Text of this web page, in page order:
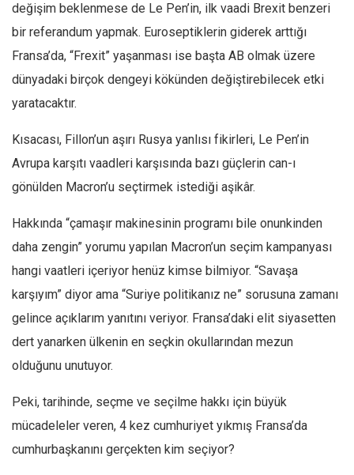
değişim beklenmese de Le Pen’in, ilk vaadi Brexit benzeri
bir referandum yapmak. Euroseptiklerin giderek arttığı
Fransa’da, “Frexit” yaşanması ise başta AB olmak üzere
dünyadaki birçok dengeyi kökünden değiştirebilecek etki
yaratacaktır.
Kısacası, Fillon’un aşırı Rusya yanlısı fikirleri, Le Pen’in
Avrupa karşıtı vaadleri karşısında bazı güçlerin can-ı
gönülden Macron’u seçtirmek istediği aşikâr.
Hakkında “çamaşır makinesinin programı bile onunkinden
daha zengin” yorumu yapılan Macron’un seçim kampanyası
hangi vaatleri içeriyor henüz kimse bilmiyor. “Savaşa
karşıyım” diyor ama “Suriye politikanız ne” sorusuna zamanı
gelince açıklarım yanıtını veriyor. Fransa’daki elit siyasetten
dert yanarken ülkenin en seçkin okullarından mezun
olduğunu unutuyor.
Peki, tarihinde, seçme ve seçilme hakkı için büyük
mücadeleler veren, 4 kez cumhuriyet yıkmış Fransa’da
cumhurbaşkanını gerçekten kim seçiyor?